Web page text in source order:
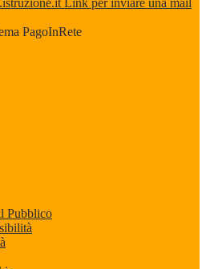
PagoInRete
Pubblico